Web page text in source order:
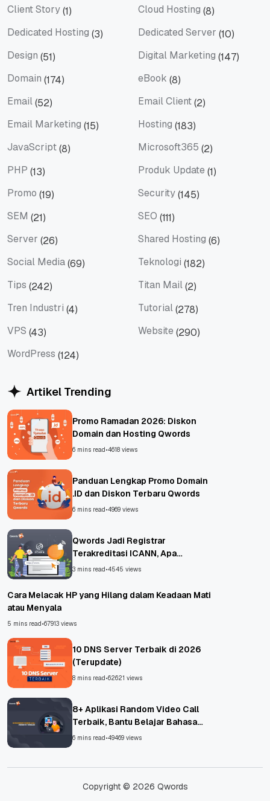
Client Story(1) Cloud Hosting (8)
Dedicated Hosting (3) Dedicated Server (10)
Design (51) Digital Marketing (147)
Domain (174) eBook (8)
Email(52) Email Client(2)
Email Marketing (15) Hosting (183)
JavaScript(8) Microsoft365 (2)
PHP (13) Produk Update (1)
Promo (19) Security(145)
SEM (21) SEO (111)
Server (26) Shared Hosting (6)
Social Media(69) Teknologi (182)
Tips (242) Titan Mail(2)
Tren Industri (4) Tutorial(278)
VPS (43) Website (290)
WordPress (124)
Artikel Trending
Promo Ramadan 2026: Diskon
Domain dan Hosting Qwords
6 mins read•4618 views
Panduan Lengkap Promo Domain
.ID dan Diskon Terbaru Qwords
6 mins read•4969 views
Qwords Jadi Registrar
Terakreditasi ICANN, Apa
Untungnya?
3 mins read•4545 views
Cara Melacak HP yang Hilang dalam Keadaan Mati
atau Menyala
5 mins read•67913 views
10 DNS Server Terbaik di 2026
(Terupdate)
8 mins read•62621 views
8+ Aplikasi Random Video Call
Terbaik, Bantu Belajar Bahasa
Asing!
6 mins read•49469 views
Copyright © 2026 Qwords